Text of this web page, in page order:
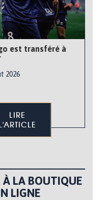
est transféré à
2026
LIRE
À LA BOUTIQUE
LIGNE